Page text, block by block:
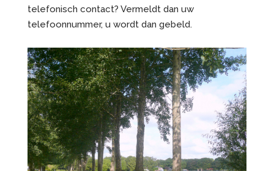
telefonisch contact? Vermeldt dan uw
telefoonnummer, u wordt dan gebeld.